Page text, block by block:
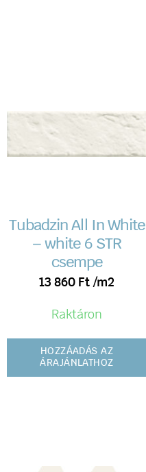
Tubadzin All In White
– white 6 STR
csempe
13 860 Ft /m2
Raktáron
HOZZÁADÁS AZ
ÁRAJÁNLATHOZ